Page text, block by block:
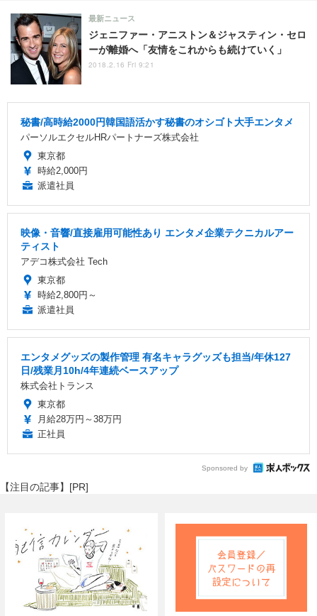
ジェニファー・アニストン＆ジャスティン・セロ
ーが離婚へ「友情をこれからも続けていく」
最新ニュース
2018.2.16 Fri 9:21
秘書/高時給2000円韓国語活かす秘書のオシゴト大手エンタメ
パーソルエクセルHRパートナーズ株式会社
東京都
時給2,000円
派遣社員
映像・音響/直接雇用可能性あり エンタメ企業テクニカルアー
ティスト
アデコ株式会社 Tech
東京都
時給2,800円～
派遣社員
エンタメグッズの製作管理 有名キャラグッズも担当/年休127
日/残業月10h/4年連続ベースアップ
株式会社トランス
東京都
月給28万円～38万円
正社員
Sponsored by
【注目の記事】[PR]